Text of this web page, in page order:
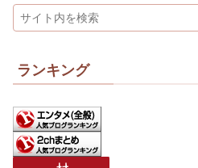
ランキング